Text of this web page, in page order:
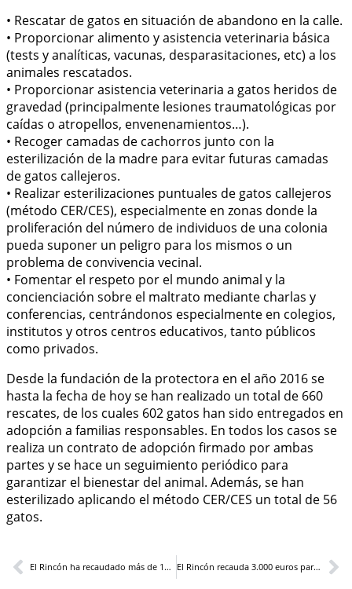
• Rescatar de gatos en situación de abandono en la calle.
• Proporcionar alimento y asistencia veterinaria básica
(tests y analíticas, vacunas, desparasitaciones, etc) a los
animales rescatados.
• Proporcionar asistencia veterinaria a gatos heridos de
gravedad (principalmente lesiones traumatológicas por
caídas o atropellos, envenenamientos…).
• Recoger camadas de cachorros junto con la
esterilización de la madre para evitar futuras camadas
de gatos callejeros.
• Realizar esterilizaciones puntuales de gatos callejeros
(método CER/CES), especialmente en zonas donde la
proliferación del número de individuos de una colonia
pueda suponer un peligro para los mismos o un
problema de convivencia vecinal.
• Fomentar el respeto por el mundo animal y la
concienciación sobre el maltrato mediante charlas y
conferencias, centrándonos especialmente en colegios,
institutos y otros centros educativos, tanto públicos
como privados.
Desde la fundación de la protectora en el año 2016 se
hasta la fecha de hoy se han realizado un total de 660
rescates, de los cuales 602 gatos han sido entregados en
adopción a familias responsables. En todos los casos se
realiza un contrato de adopción firmado por ambas
partes y se hace un seguimiento periódico para
garantizar el bienestar del animal. Además, se han
esterilizado aplicando el método CER/CES un total de 56
gatos.
El Rincón ha recaudado más de 1000€ para El Refugio El Rincón recauda 3.000 euros para la crisis humanitaria de Ucrania